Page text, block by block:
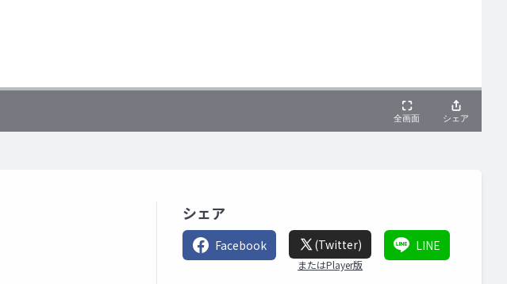
シェア
Facebook (Twitter)
またはPlayer版
LINE